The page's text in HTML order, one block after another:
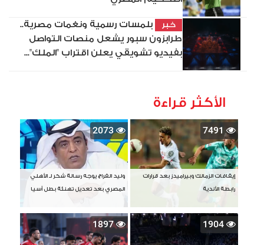
خبر
بلمسات رسمية ونغمات مصرية..
طرابزون سبور يشعل منصات التواصل
بفيديو تشويقي يعلن اقتراب "الملك"...
الأكثر قراءة
7491
إيقافات الزمالك وبيراميدز بعد قرارات
رابطة الأندية
2073
وليد الفراج يوجه رسالة شكر لـ الأهلي
المصري بعد تعديل تهنئة بطل آسيا
1904
1897